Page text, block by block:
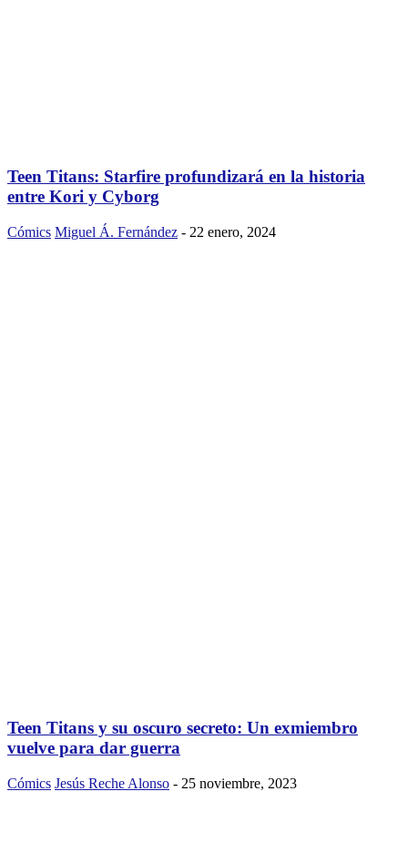
Teen Titans: Starfire profundizará en la historia
entre Kori y Cyborg
Cómics Miguel Á. Fernández - 22 enero, 2024
Teen Titans y su oscuro secreto: Un exmiembro
vuelve para dar guerra
Cómics Jesús Reche Alonso - 25 noviembre, 2023